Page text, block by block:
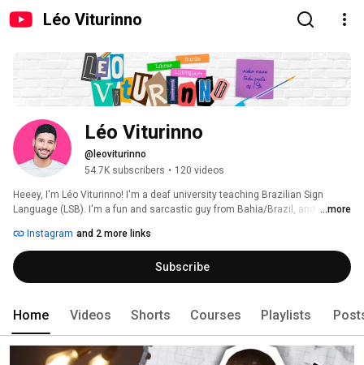
Léo Viturinno
Léo Viturinno
@leoviturinno
54.7K subscribers • 120 videos
Heeey, I'm Léo Viturinno! I'm a deaf university teaching Brazilian Sign
Language (LSB). I'm a fun and sarcastic guy from Bahia/Brazil, and I'm
first deaf person to be part of YouTube's NextUp 2018. On this channel, I
sign about everything—from contemporary topics and myths about Libras
to deaf and LGBTQIAPN+ issues, along with short LSB lessons and a
glimpse into my life as a deaf person ❤️
...more
Instagram and 2 more links
Subscribe
Home Videos Shorts Courses Playlists